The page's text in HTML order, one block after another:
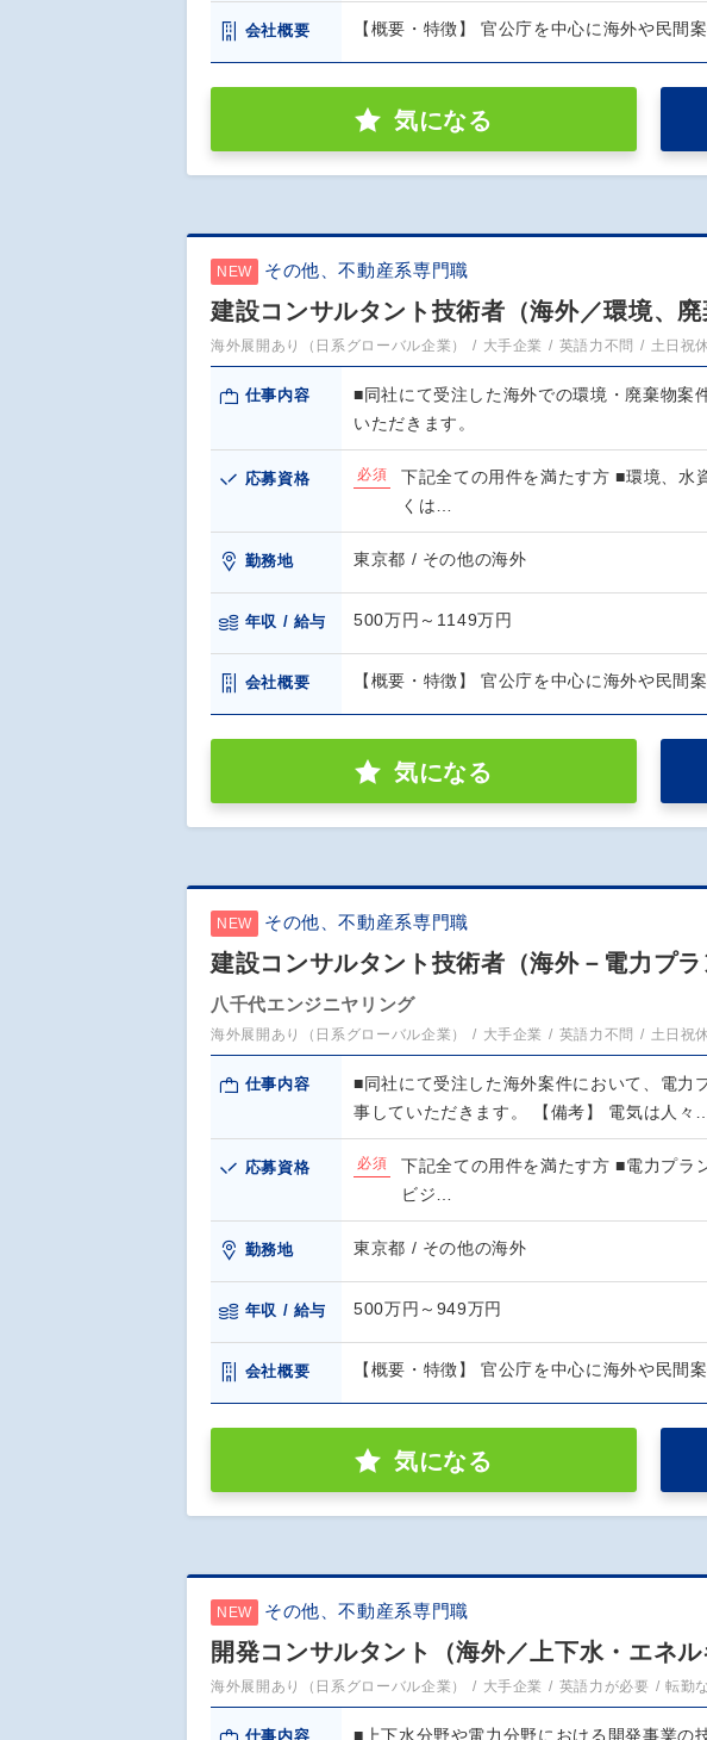
会社概要 【概要・特徴】 官公庁を中心に海外や民
気になる
NEW その他、不動産系専門職
建設コンサルタント技術者（海外／環境、廃
海外展開あり（日系グローバル企業） 大手企業 英語力不問 土日祝
仕事内容
■同社にて受注した海外での環境・廃棄物案
いただきます。
応募資格 必須
下記全ての用件を満たす方 ■環境、水
くは…
勤務地 東京都 / その他の海外
年収 / 給与 500万円～1149万円
会社概要 【概要・特徴】 官公庁を中心に海外や民
気になる
NEW その他、不動産系専門職
建設コンサルタント技術者（海外－電力プラ
八千代エンジニヤリング
海外展開あり（日系グローバル企業） 大手企業 英語力不問 土日祝
仕事内容
■同社にて受注した海外案件において、電力
事していただきます。 【備考】 電気は人々…
応募資格 必須
下記全ての用件を満たす方 ■電力プラ
ビジ…
勤務地 東京都 / その他の海外
年収 / 給与 500万円～949万円
会社概要 【概要・特徴】 官公庁を中心に海外や民
気になる
NEW その他、不動産系専門職
開発コンサルタント（海外／上下水・エネル
海外展開あり（日系グローバル企業） 大手企業 英語力が必要 転勤
■上下水分野や電力分野における開発事業の